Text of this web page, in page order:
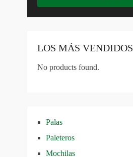
LOS MÁS VENDIDOS
No products found.
Palas
Paleteros
Mochilas